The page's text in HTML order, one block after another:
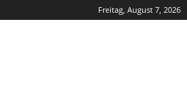
Freitag, August 7, 2026